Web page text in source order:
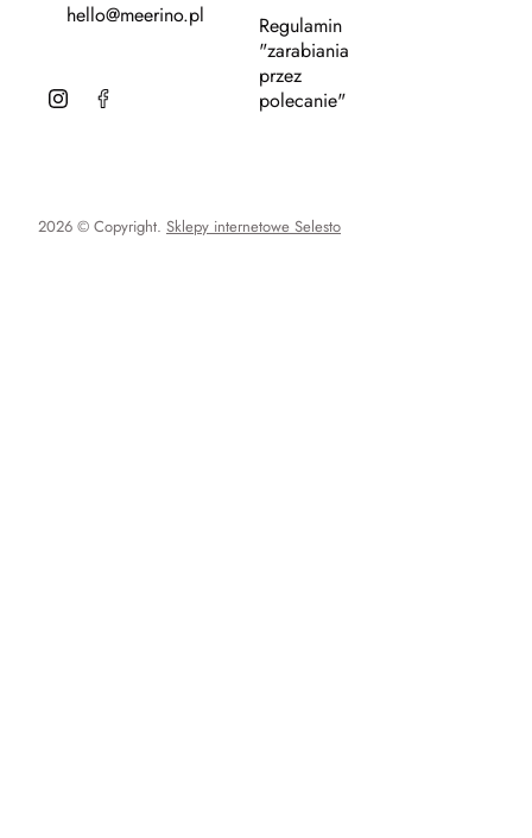
hello@meerino.pl
Regulamin
"zarabiania
przez
polecanie"
2026 © Copyright. Sklepy internetowe Selesto